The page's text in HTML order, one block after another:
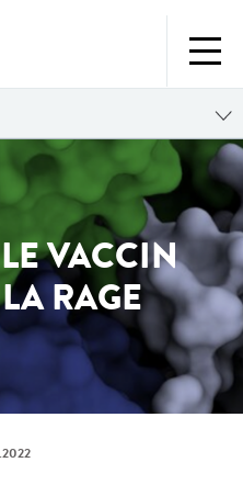
VACCIN
RAGE